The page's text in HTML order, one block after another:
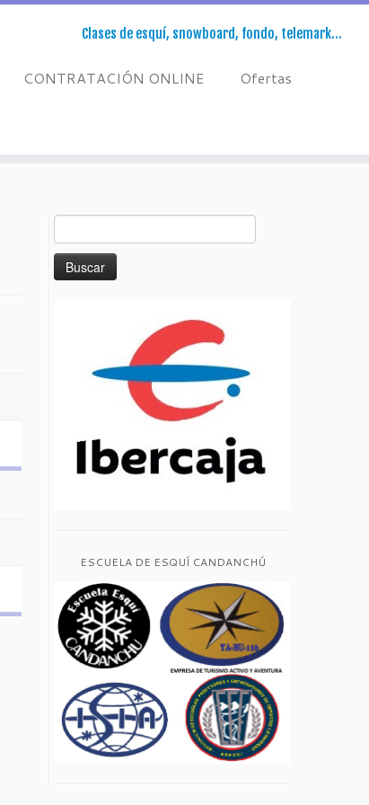
Clases de esquí, snowboard, fondo, telemark…
CONTRATACIÓN ONLINE
Ofertas
ESCUELA DE ESQUÍ CANDANCHÚ